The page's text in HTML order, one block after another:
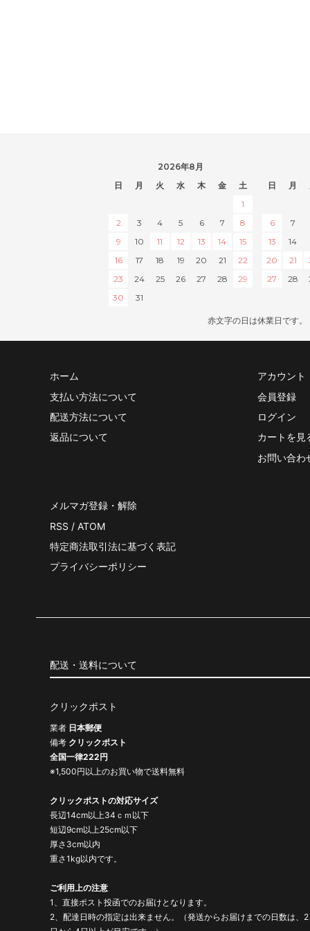
2026年8月
日
月 火 水 木 金
土
1
2
3 4 5 6 7
8
9
10 11 12 13 14
15
16
17 18 19 20 21
22
23
24 25 26 27 28
29
30
31
日 月
6
7
13
14
20
21
27
28
赤文字の日は休業日です。
ホーム
支払い方法について
配送方法について
返品について
アカウント
会員登録
ログイン
カートを見
お問い合わ
メルマガ登録・解除
RSS / ATOM
特定商法取引法に基づく表記
プライバシーポリシー
配送・送料について
クリックポスト
業者 日本郵便
備考 クリックポスト
全国一律222円
※1,500円以上のお買い物で送料無料
クリックポストの対応サイズ
長辺14cm以上34ｃｍ以下
短辺9cm以上25cm以下
厚さ3cm以内
重さ1kg以内です。
ご利用上の注意
1、直接ポスト投函でのお届けとなります。
2、配達日時の指定は出来ません。（発送からお届けまでの日数は、2